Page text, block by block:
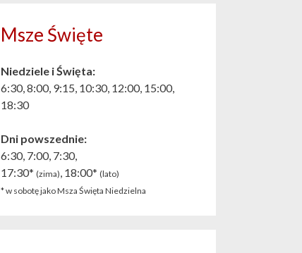
Msze Święte
Niedziele i Święta:
6:30, 8:00, 9:15, 10:30, 12:00, 15:00,
18:30
Dni powszednie:
6:30, 7:00, 7:30,
17:30* (zima), 18:00* (lato)
* w sobotę jako Msza Święta Niedzielna